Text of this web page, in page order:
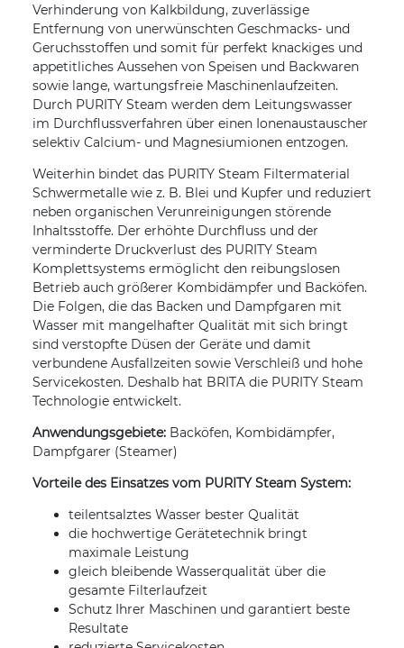
Verhinderung von Kalkbildung, zuverlässige
Entfernung von unerwünschten Geschmacks- und
Geruchsstoffen und somit für perfekt knackiges und
appetitliches Aussehen von Speisen und Backwaren
sowie lange, wartungsfreie Maschinenlaufzeiten.
Durch PURITY Steam werden dem Leitungswasser
im Durchflussverfahren über einen Ionenaustauscher
selektiv Calcium- und Magnesiumionen entzogen.
Weiterhin bindet das PURITY Steam Filtermaterial
Schwermetalle wie z. B. Blei und Kupfer und reduziert
neben organischen Verunreinigungen störende
Inhaltsstoffe. Der erhöhte Durchfluss und der
verminderte Druckverlust des PURITY Steam
Komplettsystems ermöglicht den reibungslosen
Betrieb auch größerer Kombidämpfer und Backöfen.
Die Folgen, die das Backen und Dampfgaren mit
Wasser mit mangelhafter Qualität mit sich bringt
sind verstopfte Düsen der Geräte und damit
verbundene Ausfallzeiten sowie Verschleiß und hohe
Servicekosten. Deshalb hat BRITA die PURITY Steam
Technologie entwickelt.
Anwendungsgebiete: Backöfen, Kombidämpfer,
Dampfgarer (Steamer)
Vorteile des Einsatzes vom PURITY Steam System:
teilentsalztes Wasser bester Qualität
die hochwertige Gerätetechnik bringt
maximale Leistung
gleich bleibende Wasserqualität über die
gesamte Filterlaufzeit
Schutz Ihrer Maschinen und garantiert beste
Resultate